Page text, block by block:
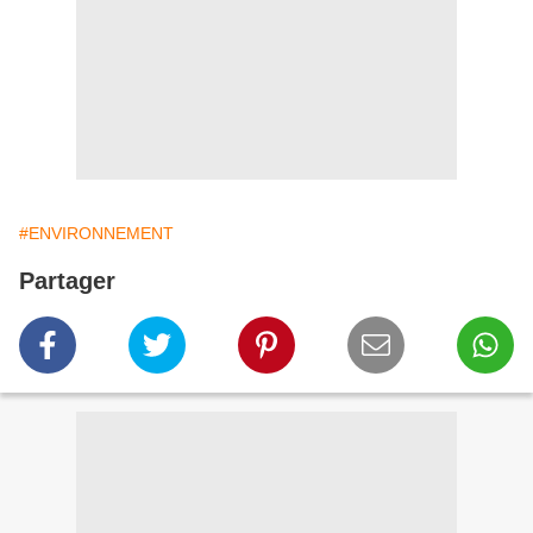
#ENVIRONNEMENT
Partager